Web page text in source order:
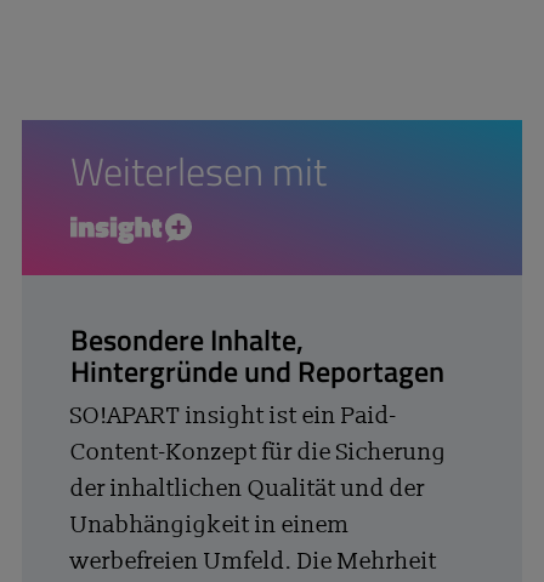
Weiterlesen mit
insight+
Besondere Inhalte,
Hintergründe und Reportagen
SO!APART insight ist ein Paid-
Content-Konzept für die Sicherung
der inhaltlichen Qualität und der
Unabhängigkeit in einem
werbefreien Umfeld. Die Mehrheit